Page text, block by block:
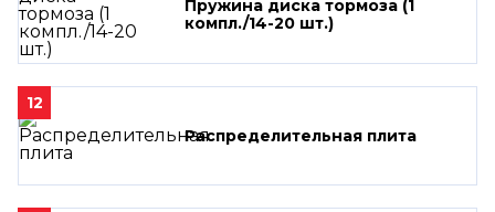
Пружина диска тормоза (1
компл./14-20 шт.)
12
Распределительная плита